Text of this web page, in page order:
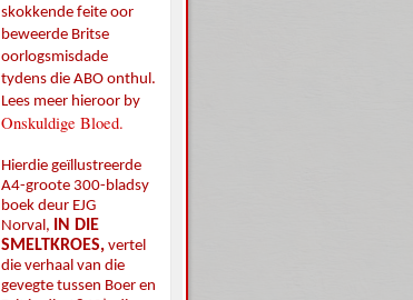
skokkende feite oor
beweerde Britse
oorlogsmisdade
tydens die ABO onthul.
Lees meer hieroor by
Onskuldige Bloed.
Hierdie geïllustreerde
A4-groote 300-bladsy
boek deur EJG
Norval,
IN DIE
SMELTKROES, vertel
die verhaal van die
gevegte tussen Boer en